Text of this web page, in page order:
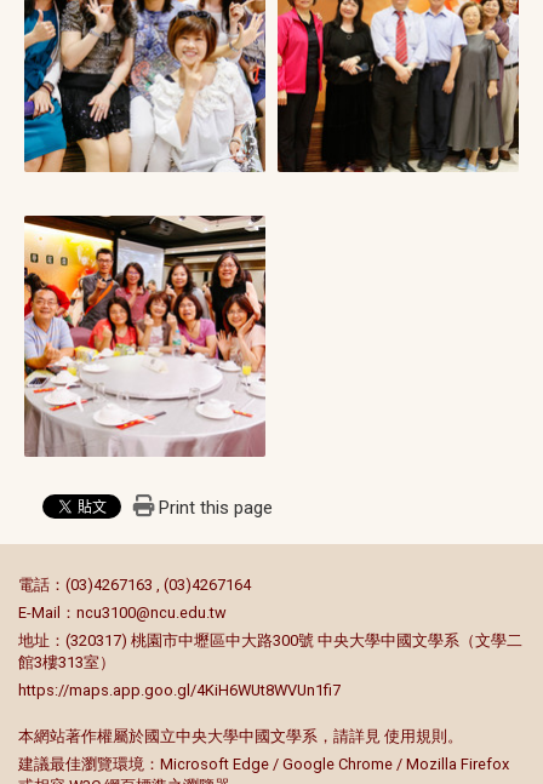
Print this page
電話：(03)4267163 , (03)4267164
E-Mail： ncu3100@ncu.edu.tw
地址：(320317) 桃園市中壢區中大路300號 中央大學中國文學系（文學二
館3樓313室）
https://maps.app.goo.gl/4KiH6WUt8WVUn1fi7
本網站著作權屬於國立中央大學中國文學系，請詳見 使用規則 。
建議最佳瀏覽環境：Microsoft Edge / Google Chrome / Mozilla Firefox